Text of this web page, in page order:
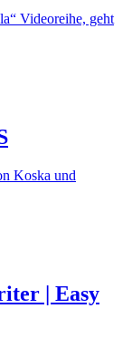
Videoreihe, geht
Koska und
| Easy